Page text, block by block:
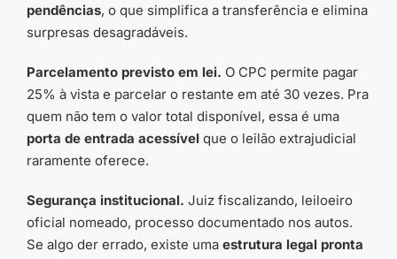
pendências, o que simplifica a transferência e elimina
surpresas desagradáveis.
Parcelamento previsto em lei. O CPC permite pagar
25% à vista e parcelar o restante em até 30 vezes. Pra
quem não tem o valor total disponível, essa é uma
porta de entrada acessível que o leilão extrajudicial
raramente oferece.
Segurança institucional. Juiz fiscalizando, leiloeiro
oficial nomeado, processo documentado nos autos.
Se algo der errado, existe uma estrutura legal pronta